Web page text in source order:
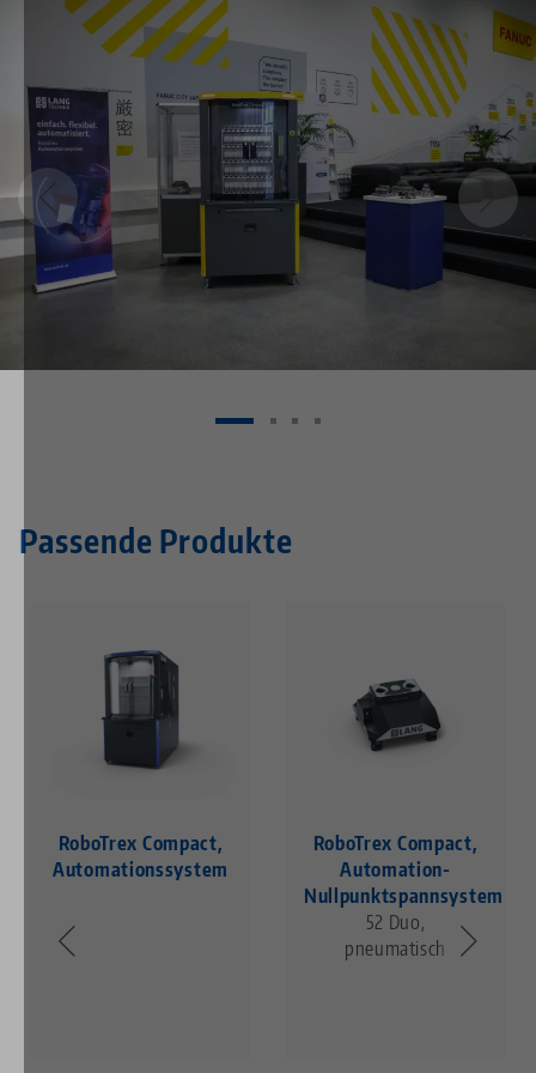
Passende Produkte
RoboTrex Compact,
Automationssystem
RoboTrex Compact,
Automation-
Nullpunktspannsystem
52 Duo,
pneumatisch